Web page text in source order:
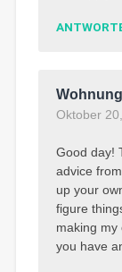
Oktober
Good day!
advice
up your
figure
making my
you have